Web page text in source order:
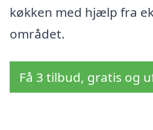
køkken med hjælp fra
området.
Få 3 tilbud, gratis og